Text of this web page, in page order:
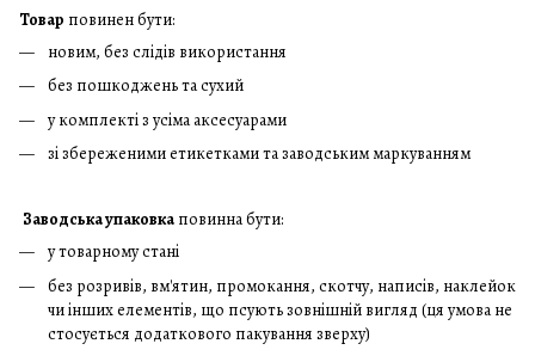
Товар повинен бути:
новим, без слідів використання
без пошкоджень та сухий
у комплекті з усіма аксесуарами
зі збереженими етикетками та заводським маркуванням
Заводська упаковка повинна бути:
у товарному стані
без розривів, вм'ятин, промокання, скотчу, написів, наклейок
чи інших елементів, що псують зовнішній вигляд (ця умова не
стосується додаткового пакування зверху)